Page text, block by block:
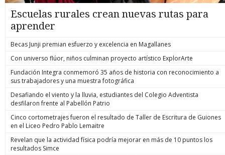
Escuelas rurales crean nuevas rutas para
aprender
Becas Junji premian esfuerzo y excelencia en Magallanes
Con universo flúor, niños culminan proyecto artístico ExplorArte
Fundación Integra conmemoró 35 años de historia con reconocimiento a
sus trabajadores y una muestra fotográfica
Desafiando el viento y la lluvia, estudiantes del Colegio Adventista
desfilaron frente al Pabellón Patrio
Cinco cortometrajes fueron el resultado de Taller de Escritura de Guiones
en el Liceo Pedro Pablo Lemaitre
Revelan que la actividad física podría mejorar en más de 10 puntos los
resultados Simce